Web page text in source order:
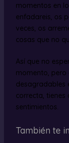
momentos en
enfadareis, os
veces, os
cosas que no
Así que no
momento, pero
desagradables
correcta, tienes
sentimientos.
También te